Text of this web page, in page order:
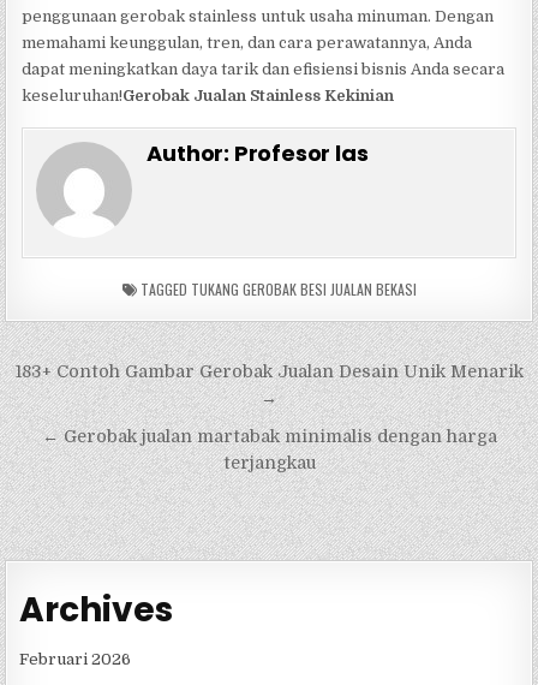
penggunaan gerobak stainless untuk usaha minuman. Dengan
memahami keunggulan, tren, dan cara perawatannya, Anda
dapat meningkatkan daya tarik dan efisiensi bisnis Anda secara
keseluruhan!Gerobak Jualan Stainless Kekinian
Author: Profesor las
TAGGED TUKANG GEROBAK BESI JUALAN BEKASI
Navigasi
pos
183+ Contoh Gambar Gerobak Jualan Desain Unik Menarik
→
← Gerobak jualan martabak minimalis dengan harga
terjangkau
Archives
Februari 2026